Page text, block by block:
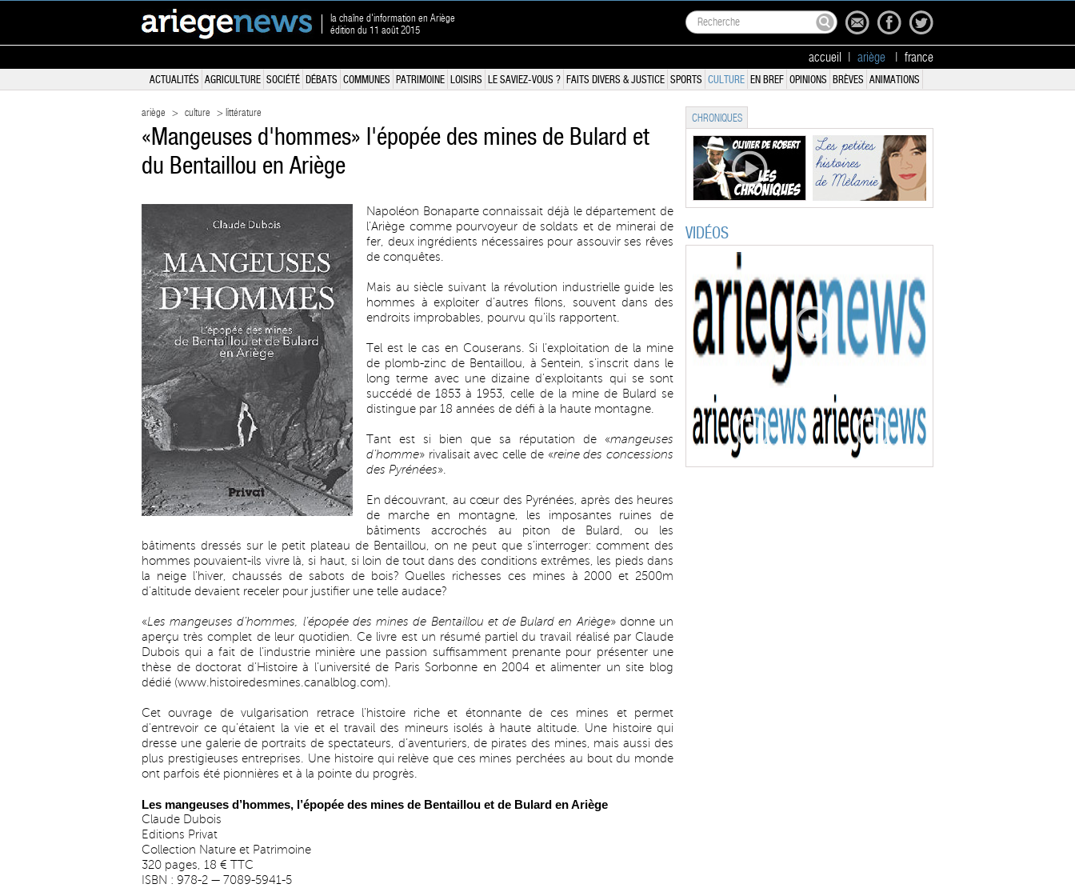
la chaîne d'information en Ariège
édition du 11 août 2015
accueil ariège france
ACTUALITÉS AGRICULTURE SOCIÉTÉ DÉBATS COMMUNES PATRIMOINE LOISIRS LE SAVIEZ-VOUS ? FAITS DIVERS & JUSTICE SPORTS CULTURE EN BREF OPINIONS BRÈVES ANIMATIONS
ariège > culture > littérature
«Mangeuses d'hommes» l'épopée des mines de Bulard et
du Bentaillou en Ariège
Napoléon Bonaparte connaissait déjà le département de
l’Ariège comme pourvoyeur de soldats et de minerai de
fer, deux ingrédients nécessaires pour assouvir ses rêves
de conquêtes.
Mais au siècle suivant la révolution industrielle guide les
hommes à exploiter d’autres filons, souvent dans des
endroits improbables, pourvu qu’ils rapportent.
Tel est le cas en Couserans. Si l’exploitation de la mine
de plomb-zinc de Bentaillou, à Sentein, s’inscrit dans le
long terme avec une dizaine d’exploitants qui se sont
succédé de 1853 à 1953, celle de la mine de Bulard se
distingue par 18 années de défi à la haute montagne.
Tant est si bien que sa réputation de «mangeuses
d’homme» rivalisait avec celle de «reine des concessions
des Pyrénées».
En découvrant, au cœur des Pyrénées, après des heures
de marche en montagne, les imposantes ruines de
bâtiments accrochés au piton de Bulard, ou les
bâtiments dressés sur le petit plateau de Bentaillou, on ne peut que s’interroger: comment des
hommes pouvaient-ils vivre là, si haut, si loin de tout dans des conditions extrêmes, les pieds dans
la neige l’hiver, chaussés de sabots de bois? Quelles richesses ces mines à 2000 et 2500m
d’altitude devaient receler pour justifier une telle audace?
«Les mangeuses d’hommes, l’épopée des mines de Bentaillou et de Bulard en Ariège» donne un
aperçu très complet de leur quotidien. Ce livre est un résumé partiel du travail réalisé par Claude
Dubois qui a fait de l’industrie minière une passion suffisamment prenante pour présenter une
thèse de doctorat d’Histoire à l’université de Paris Sorbonne en 2004 et alimenter un site blog
dédié (www.histoiredesmines.canalblog.com).
Cet ouvrage de vulgarisation retrace l’histoire riche et étonnante de ces mines et permet
d’entrevoir ce qu’étaient la vie et el travail des mineurs isolés à haute altitude. Une histoire qui
dresse une galerie de portraits de spectateurs, d’aventuriers, de pirates des mines, mais aussi des
plus prestigieuses entreprises. Une histoire qui relève que ces mines perchées au bout du monde
ont parfois été pionnières et à la pointe du progrès.
Les mangeuses d’hommes, l’épopée des mines de Bentaillou et de Bulard en Ariège
Claude Dubois
Editions Privat
Collection Nature et Patrimoine
320 pages, 18 € TTC
ISBN : 978-2 — 7089-5941-5
CHRONIQUES
VIDÉOS